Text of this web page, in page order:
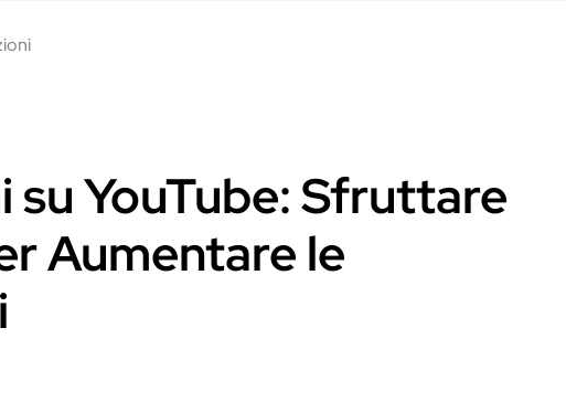
su YouTube: Sfruttare
Aumentare le